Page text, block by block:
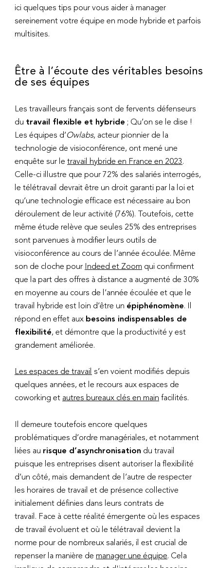
ici quelques tips pour vous aider à manager
sereinement votre équipe en mode hybride et parfois
multisites.
Être à l’écoute des véritables besoins
de ses équipes
Les travailleurs français sont de fervents défenseurs
du travail flexible et hybride ; Qu’on se le dise !
Les équipes d’Owlabs, acteur pionnier de la
technologie de visioconférence, ont mené une
enquête sur le travail hybride en France en 2023.
Celle-ci illustre que pour 72% des salariés interrogés,
le télétravail devrait être un droit garanti par la loi et
qu’une technologie efficace est nécessaire au bon
déroulement de leur activité (76%). Toutefois, cette
même étude relève que seules 25% des entreprises
sont parvenues à modifier leurs outils de
visioconférence au cours de l’année écoulée. Même
son de cloche pour Indeed et Zoom qui confirment
que la part des offres à distance a augmenté de 30%
en moyenne au cours de l’année écoulée et que le
travail hybride est loin d’être un épiphénomène. Il
répond en effet aux besoins indispensables de
flexibilité, et démontre que la productivité y est
grandement améliorée.
Les espaces de travail s’en voient modifiés depuis
quelques années, et le recours aux espaces de
coworking et autres bureaux clés en main facilités.
Il demeure toutefois encore quelques
problématiques d’ordre managériales, et notamment
liées au risque d’asynchronisation du travail
puisque les entreprises disent autoriser la flexibilité
d’un côté, mais demandent de l’autre de respecter
les horaires de travail et de présence collective
initialement définies dans leurs contrats de
travail. Face à cette réalité émergente où les espaces
de travail évoluent et où le télétravail devient la
norme pour de nombreux salariés, il est crucial de
repenser la manière de manager une équipe. Cela